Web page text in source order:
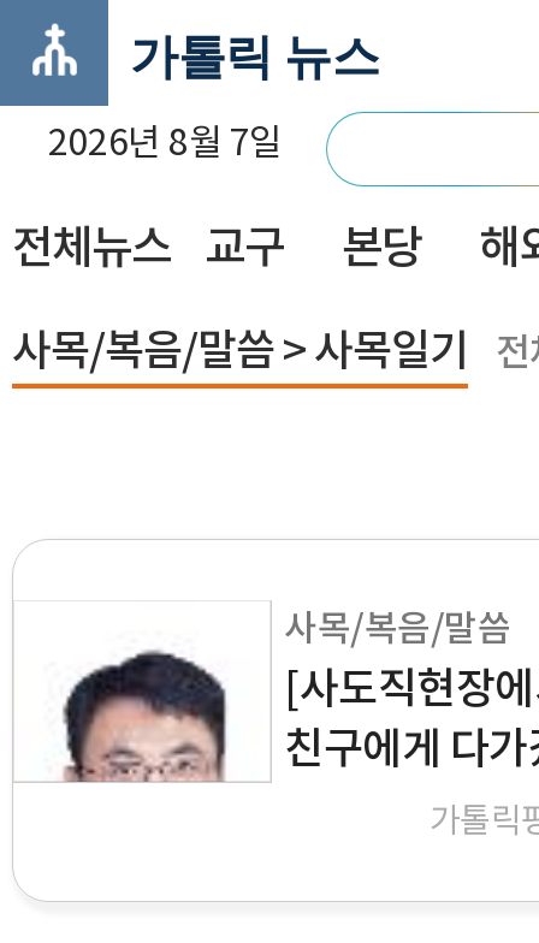
가톨릭 뉴스
2026년 8월 7일
닫기
전체뉴스 교구 본당 해
사목/복음/말씀 > 사목일기
사목/복음/말씀
[사도직현장
친구에게 다
가톨릭